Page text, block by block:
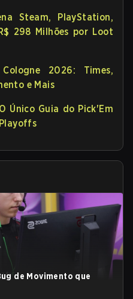
Steam, PlayStation,
298 Milhões por Loot
2026: Times,
e Mais
Único Guia do Pick'Em
de Movimento que